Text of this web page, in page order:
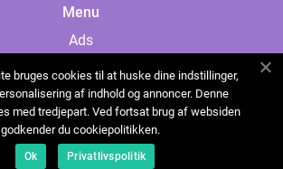
Menu
Ads
Cookies
Contact
Sitemap
bruges cookies til at huske dine indstillinger,
af indhold og annoncer. Denne
med tredjepart. Ved fortsat brug af websiden
godkender du cookiepolitikken.
Ok Privatlivspolitik